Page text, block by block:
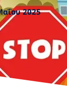
2025